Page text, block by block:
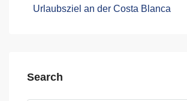
Urlaubsziel an der Costa Blanca
Search